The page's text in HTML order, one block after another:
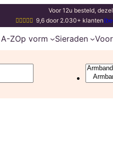
Voor 12u besteld,
9,6 door 2.030+ klanten
ZOp vorm Sieraden